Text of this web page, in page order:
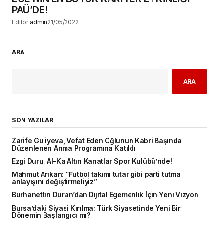
PAÜ’DE!
Editör admin21/05/2022
ARA
ARA
SON YAZILAR
Zarife Guliyeva, Vefat Eden Oğlunun Kabri Başında
Düzenlenen Anma Programına Katıldı
Ezgi Duru, Al-Ka Altın Kanatlar Spor Kulübü’nde!
Mahmut Arıkan: “Futbol takımı tutar gibi parti tutma
anlayışını değiştirmeliyiz”
Burhanettin Duran’dan Dijital Egemenlik İçin Yeni Vizyon
Bursa’daki Siyasi Kırılma: Türk Siyasetinde Yeni Bir
Dönemin Başlangıcı mı?